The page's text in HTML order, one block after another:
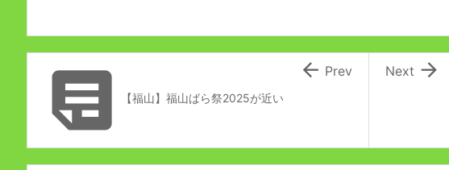

Next
 【福山】福山ばら祭2025が近い
 Prev